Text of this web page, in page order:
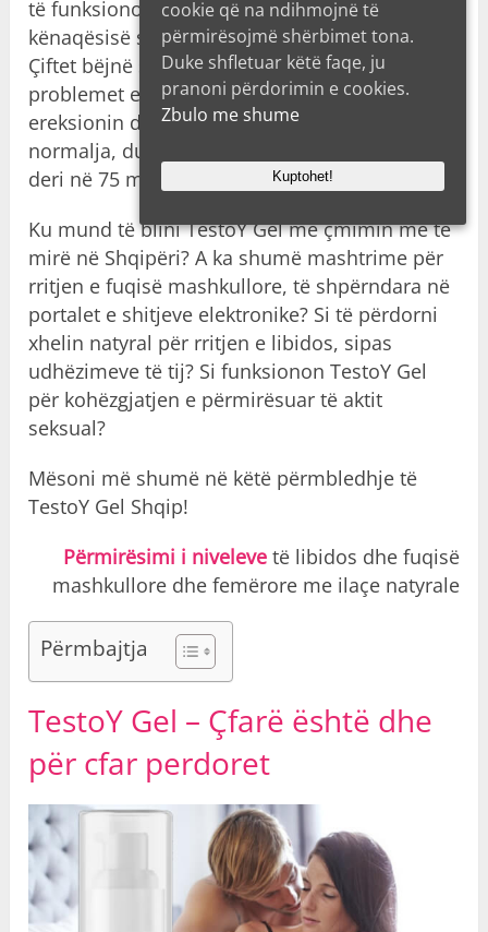
të funksionojë për nivelet e përmirësuara të
kënaqësisë së ndërsjellë midis partnerëve.
Çiftet bëjnë seks më të mirë dhe i eliminojnë
problemet e tyre në lidhje, falë tij. E zgjat
ereksionin deri në 3 herë më shumë se
normalja, duke bërë që akti seksual të zgjasë
deri në 75 minuta.
Ku mund të blini TestoY Gel me çmimin më të
mirë në Shqipëri? A ka shumë mashtrime për
rritjen e fuqisë mashkullore, të shpërndara në
portalet e shitjeve elektronike? Si të përdorni
xhelin natyral për rritjen e libidos, sipas
udhëzimeve të tij? Si funksionon TestoY Gel
për kohëzgjatjen e përmirësuar të aktit
seksual?
Mësoni më shumë në këtë përmbledhje të
TestoY Gel Shqip!
Përmirësimi i nivelevetë libidos dhe fuqisë
mashkullore dhe femërore me ilaçe natyrale
Përmbajtja
TestoY Gel – Çfarë është dhe
për cfar perdoret
cookie që na ndihmojnë të
përmirësojmë shërbimet tona.
Duke shfletuar këtë faqe, ju
pranoni përdorimin e cookies.
Zbulo me shume
Kuptohet!